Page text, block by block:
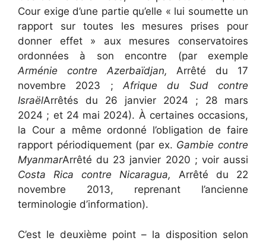
Cour exige d’une partie qu’elle « lui soumette un
rapport sur toutes les mesures prises pour
donner effet » aux mesures conservatoires
ordonnées à son encontre (par exemple
Arménie contre Azerbaïdjan,Arrêté du 17
novembre 2023 ;Afrique du Sud contre
IsraëlArrêtés du 26 janvier 2024 ; 28 mars
2024 ; et 24 mai 2024). À certaines occasions,
la Cour a même ordonné l’obligation de faire
rapport périodiquement (par ex. Gambie contre
MyanmarArrêté du 23 janvier 2020 ; voir aussi
Costa Rica contre Nicaragua, Arrêté du 22
novembre 2013, reprenant l’ancienne
terminologie d’information).
C’est le deuxième point – la disposition selon